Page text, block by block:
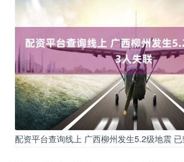
配资平台查询线上 广西柳州发生5.2级地震